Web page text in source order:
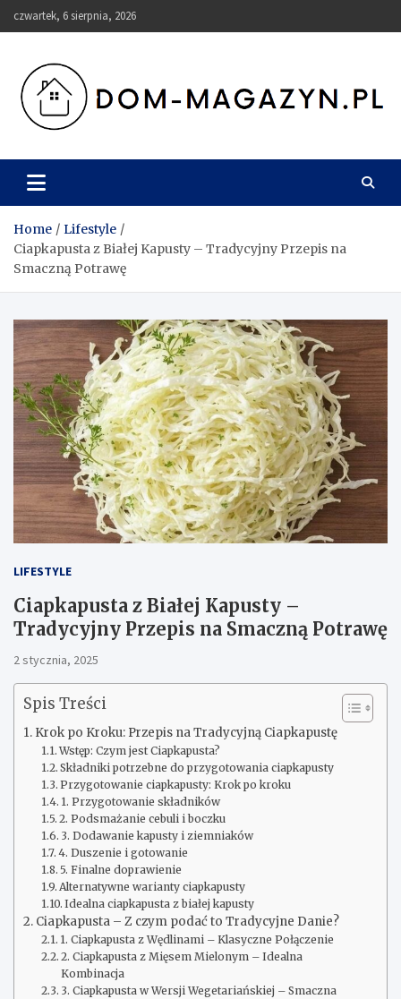
to
czwartek, 6 sierpnia, 2026
Dom-Magazyn.pl
Home
Lifestyle
Ciapkapusta z Białej Kapusty – Tradycyjny Przepis na
Smaczną Potrawę
LIFESTYLE
Ciapkapusta z Białej Kapusty –
Tradycyjny Przepis na Smaczną Potrawę
2 stycznia, 2025
Spis Treści
Krok po Kroku: Przepis na Tradycyjną Ciapkapustę
Wstęp: Czym jest Ciapkapusta?
Składniki potrzebne do przygotowania ciapkapusty
Przygotowanie ciapkapusty: Krok po kroku
1. Przygotowanie składników
2. Podsmażanie cebuli i boczku
3. Dodawanie kapusty i ziemniaków
4. Duszenie i gotowanie
5. Finalne doprawienie
Alternatywne warianty ciapkapusty
Idealna ciapkapusta z białej kapusty
Ciapkapusta – Z czym podać to Tradycyjne Danie?
1. Ciapkapusta z Wędlinami – Klasyczne Połączenie
2. Ciapkapusta z Mięsem Mielonym – Idealna
Kombinacja
3. Ciapkapusta w Wersji Wegetariańskiej – Smaczna